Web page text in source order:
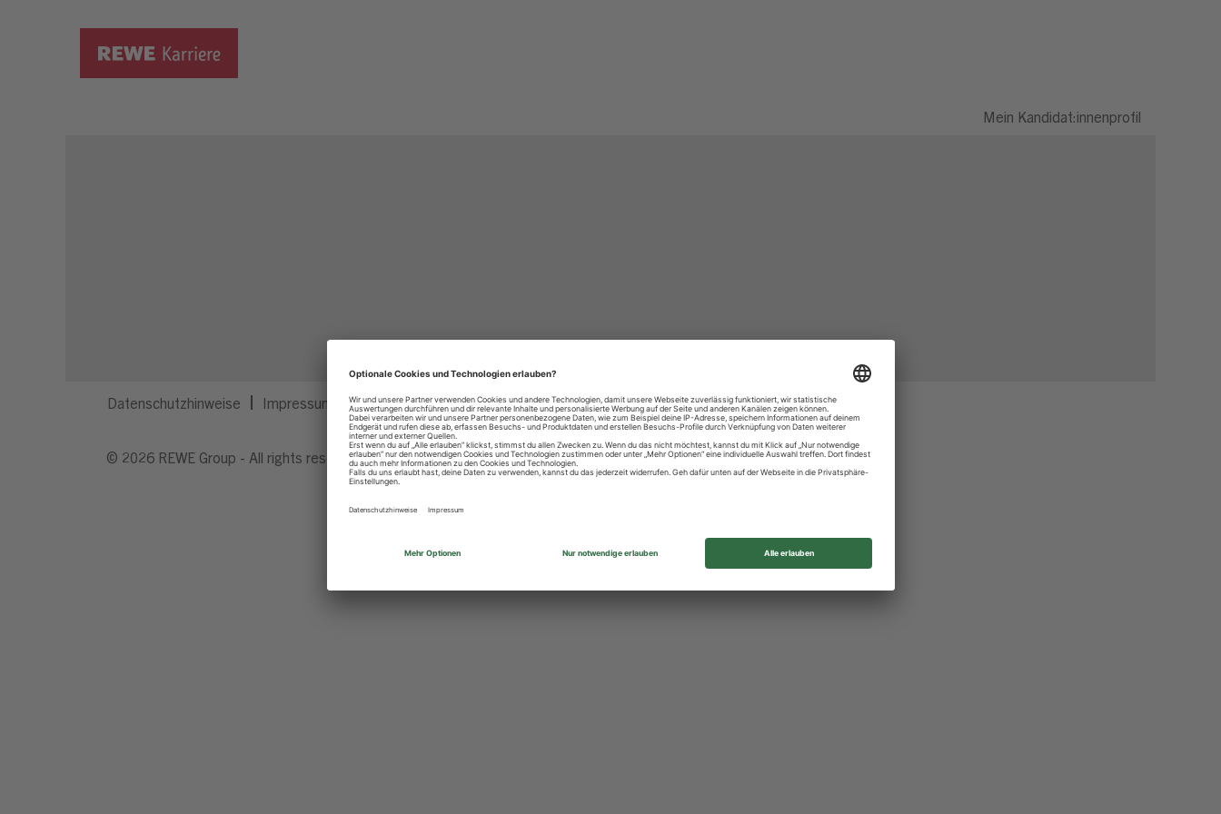
Mein Kandidat:innenprofil
Datenschutzhinweise Impressum Privatsphäre-Einstellungen
© 2026 REWE Group - All rights reserved